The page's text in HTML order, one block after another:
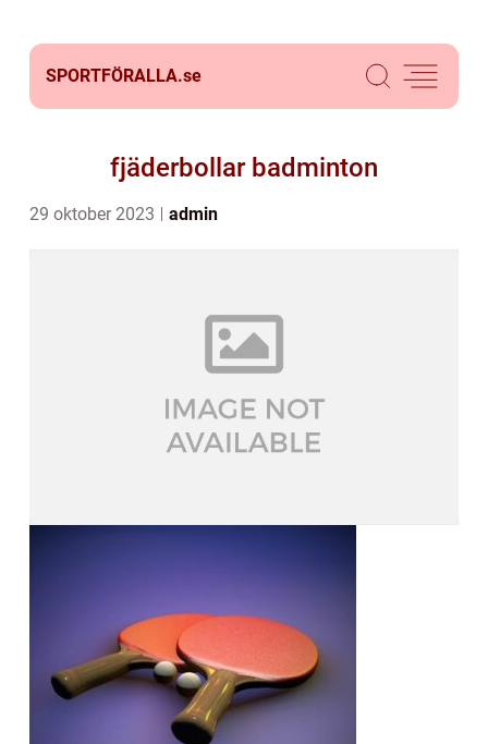
SPORTFÖRALLA.se
fjäderbollar badminton
29 oktober 2023 admin